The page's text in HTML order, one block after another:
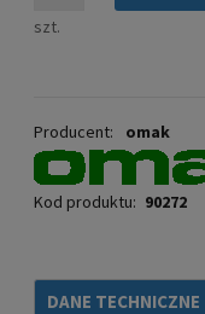
szt.
Producent: omak
Kod produktu: 90272
DANE TECHNICZNE